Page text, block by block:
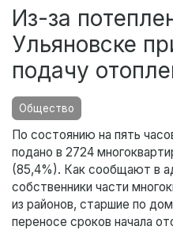
Из-за
Ульяновске
подачу
Общество
По состоянию на пять
подано в 2724
(85,4%). Как сообщают в
собственники части
из районов, старшие по
переносе сроков начала